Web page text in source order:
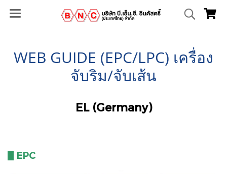
WEB GUIDE (EPC/LPC) เครื่อง
จับริม/จับเส้น
EL (Germany)
EPC